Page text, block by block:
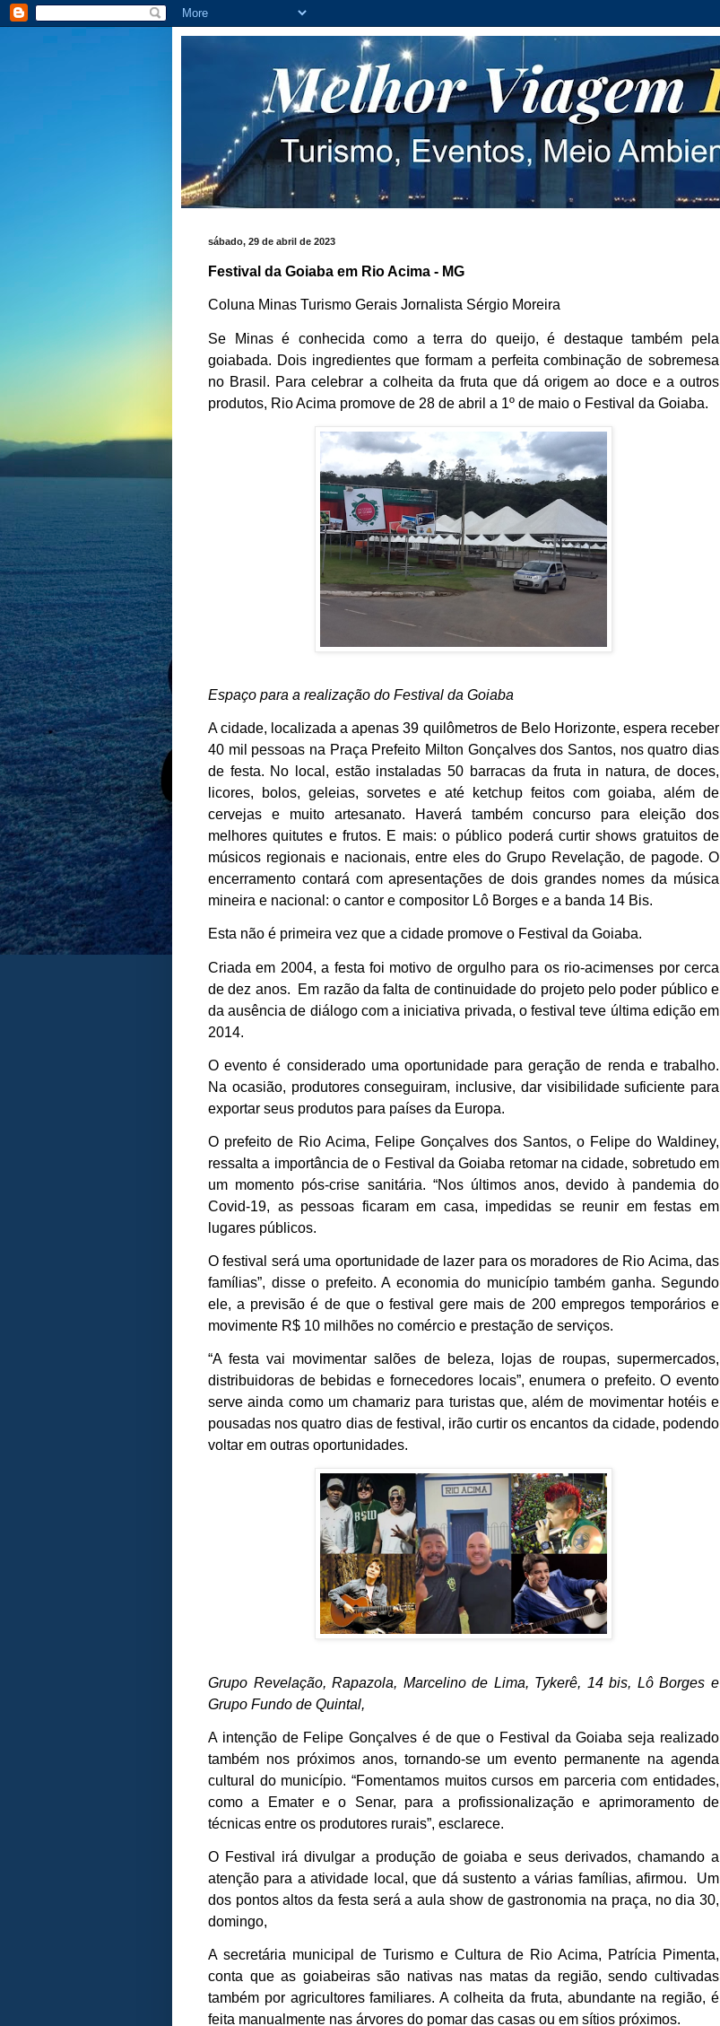
sábado, 29 de abril de 2023
Festival da Goiaba em Rio Acima - MG
Coluna Minas Turismo Gerais Jornalista Sérgio Moreira
Se Minas é conhecida como a terra do queijo, é destaque também pela
goiabada. Dois ingredientes que formam a perfeita combinação de sobremesa
no Brasil. Para celebrar a colheita da fruta que dá origem ao doce e a outros
produtos, Rio Acima promove de 28 de abril a 1º de maio o Festival da Goiaba.
Espaço para a realização do Festival da Goiaba
A cidade, localizada a apenas 39 quilômetros de Belo Horizonte, espera receber
40 mil pessoas na Praça Prefeito Milton Gonçalves dos Santos, nos quatro dias
de festa. No local, estão instaladas 50 barracas da fruta in natura, de doces,
licores, bolos, geleias, sorvetes e até ketchup feitos com goiaba, além de
cervejas e muito artesanato. Haverá também concurso para eleição dos
melhores quitutes e frutos. E mais: o público poderá curtir shows gratuitos de
músicos regionais e nacionais, entre eles do Grupo Revelação, de pagode. O
encerramento contará com apresentações de dois grandes nomes da música
mineira e nacional: o cantor e compositor Lô Borges e a banda 14 Bis.
Esta não é primeira vez que a cidade promove o Festival da Goiaba.
Criada em 2004, a festa foi motivo de orgulho para os rio-acimenses por cerca
de dez anos. Em razão da falta de continuidade do projeto pelo poder público e
da ausência de diálogo com a iniciativa privada, o festival teve última edição em
2014.
O evento é considerado uma oportunidade para geração de renda e trabalho.
Na ocasião, produtores conseguiram, inclusive, dar visibilidade suficiente para
exportar seus produtos para países da Europa.
O prefeito de Rio Acima, Felipe Gonçalves dos Santos, o Felipe do Waldiney,
ressalta a importância de o Festival da Goiaba retomar na cidade, sobretudo em
um momento pós-crise sanitária. “Nos últimos anos, devido à pandemia do
Covid-19, as pessoas ficaram em casa, impedidas se reunir em festas em
lugares públicos.
O festival será uma oportunidade de lazer para os moradores de Rio Acima, das
famílias”, disse o prefeito. A economia do município também ganha. Segundo
ele, a previsão é de que o festival gere mais de 200 empregos temporários e
movimente R$ 10 milhões no comércio e prestação de serviços.
“A festa vai movimentar salões de beleza, lojas de roupas, supermercados,
distribuidoras de bebidas e fornecedores locais”, enumera o prefeito. O evento
serve ainda como um chamariz para turistas que, além de movimentar hotéis e
pousadas nos quatro dias de festival, irão curtir os encantos da cidade, podendo
voltar em outras oportunidades.
Grupo Revelação, Rapazola, Marcelino de Lima, Tykerê, 14 bis, Lô Borges e
Grupo Fundo de Quintal,
A intenção de Felipe Gonçalves é de que o Festival da Goiaba seja realizado
também nos próximos anos, tornando-se um evento permanente na agenda
cultural do município. “Fomentamos muitos cursos em parceria com entidades,
como a Emater e o Senar, para a profissionalização e aprimoramento de
técnicas entre os produtores rurais”, esclarece.
O Festival irá divulgar a produção de goiaba e seus derivados, chamando a
atenção para a atividade local, que dá sustento a várias famílias, afirmou. Um
dos pontos altos da festa será a aula show de gastronomia na praça, no dia 30,
domingo,
A secretária municipal de Turismo e Cultura de Rio Acima, Patrícia Pimenta,
conta que as goiabeiras são nativas nas matas da região, sendo cultivadas
também por agricultores familiares. A colheita da fruta, abundante na região, é
feita manualmente nas árvores do pomar das casas ou em sítios próximos.